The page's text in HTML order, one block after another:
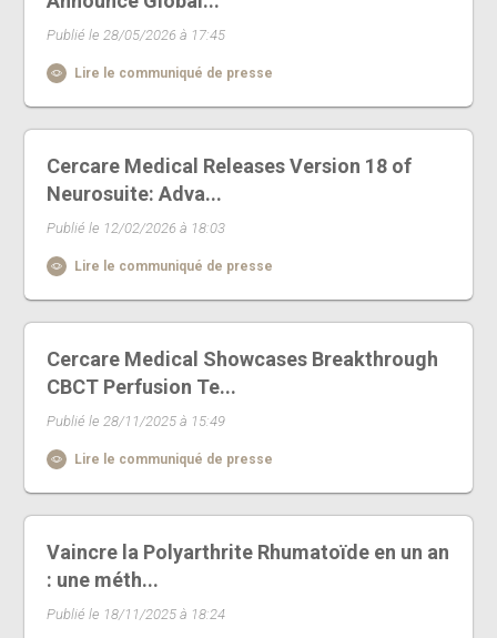
Publié le 28/05/2026 à 17:45
Lire le communiqué de presse
Cercare Medical Releases Version 18 of
Neurosuite: Adva...
Publié le 12/02/2026 à 18:03
Lire le communiqué de presse
Cercare Medical Showcases Breakthrough
CBCT Perfusion Te...
Publié le 28/11/2025 à 15:49
Lire le communiqué de presse
Vaincre la Polyarthrite Rhumatoïde en un an
: une méth...
Publié le 18/11/2025 à 18:24